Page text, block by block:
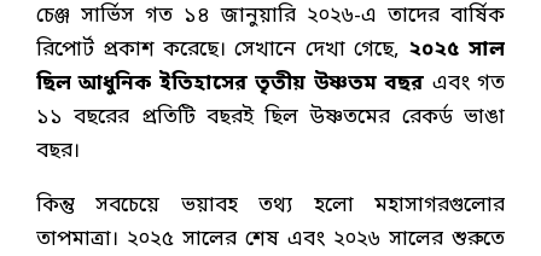
চেঞ্জ সার্ভিস গত ১৪ জানুয়ারি ২০২৬-এ তাদের বার্ষিক
রিপোর্ট প্রকাশ করেছে। সেখানে দেখা গেছে, ২০২৫ সাল
ছিল আধুনিক ইতিহাসের তৃতীয় উষ্ণতম বছর এবং গত
১১ বছরের প্রতিটি বছরই ছিল উষ্ণতমের রেকর্ড ভাঙা
বছর।
কিন্তু সবচেয়ে ভয়াবহ তথ্য হলো মহাসাগরগুলোর
তাপমাত্রা। ২০২৫ সালের শেষ এবং ২০২৬ সালের শুরুতে